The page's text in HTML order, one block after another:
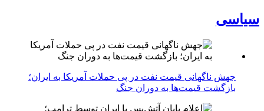
سیاسی
جهش ناگهانی قیمت نفت در پی حملات آمریکا به ایران؛
بازگشت قیمت‌ها به دوران جنگ